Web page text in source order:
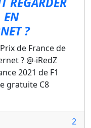
EN
?
de France de
? @-iRedZ
2021 de F1
gratuite C8
2